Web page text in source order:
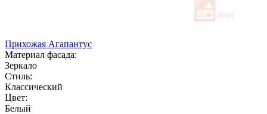
Прихожая Агапантус
Материал фасада:
Зеркало
Стиль:
Классический
Цвет:
Белый